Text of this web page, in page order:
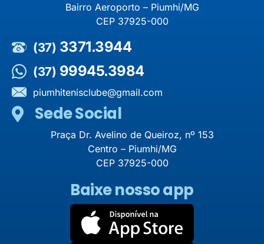
Bairro Aeroporto – Piumhi/MG
CEP 37925-000
(37) 3371.3944
(37) 99945.3984
piumhitenisclube@gmail.com
Sede Social
Praça Dr. Avelino de Queiroz, nº 153
Centro – Piumhi/MG
CEP 37925-000
Baixe nosso app